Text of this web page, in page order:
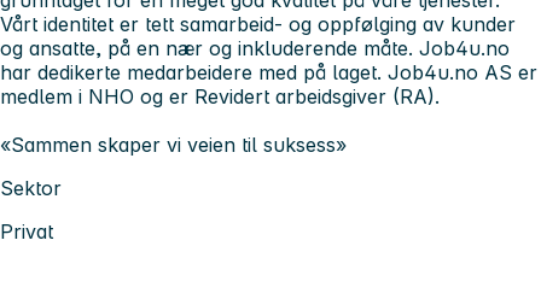
Vårt identitet er tett samarbeid- og oppfølging av kunder
og ansatte, på en nær og inkluderende måte. Job4u.no
har dedikerte medarbeidere med på laget. Job4u.no AS er
medlem i NHO og er Revidert arbeidsgiver (RA).
«Sammen skaper vi veien til suksess»
Sektor
Privat